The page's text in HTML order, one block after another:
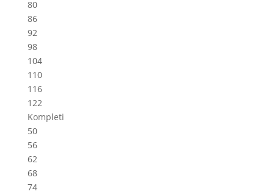
80
86
92
98
104
110
116
122
Kompleti
50
56
62
68
74